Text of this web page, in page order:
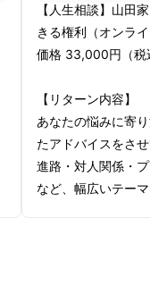
【人生相談】山田
きる権利（オンラ
価格 33,000円（税
【リターン内容】
あなたの悩みに寄
たアドバイスをさ
進路・対人関係・
など、幅広いテー